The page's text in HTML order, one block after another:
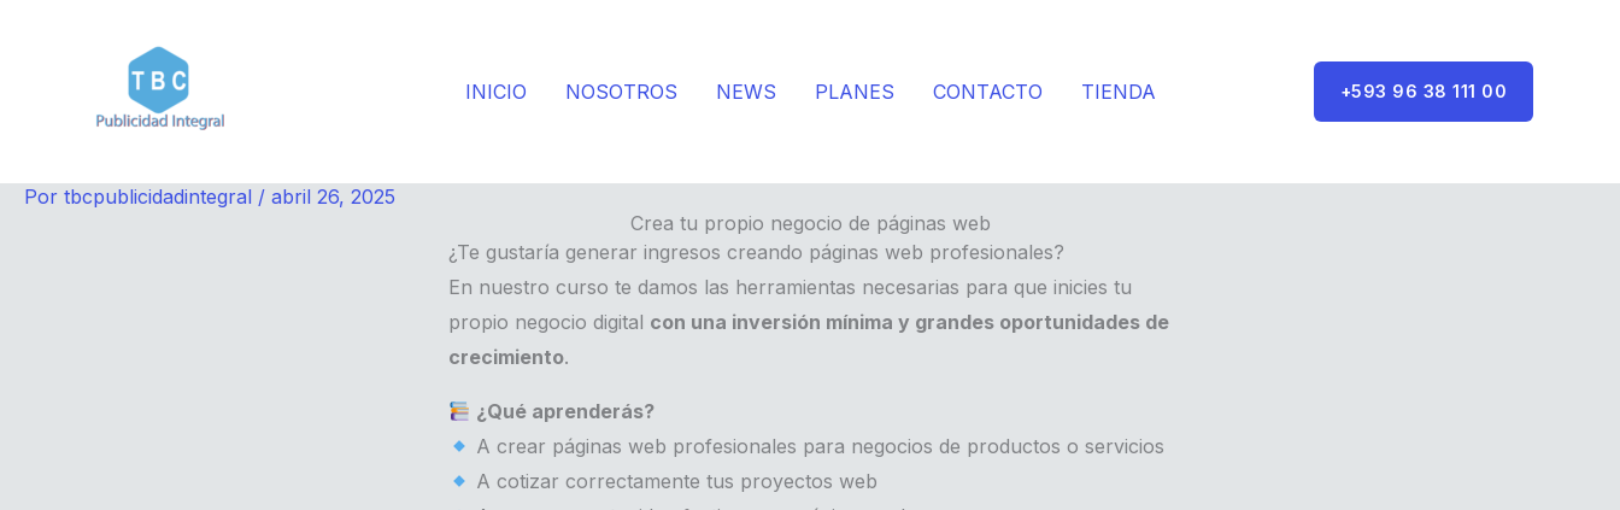
INICIO NOSOTROS NEWS PLANES CONTACTO TIENDA +593 96 38 111 00
Por tbcpublicidadintegral / abril 26, 2025
Crea tu propio negocio de páginas web
¿Te gustaría generar ingresos creando páginas web profesionales?
En nuestro curso te damos las herramientas necesarias para que inicies tu
propio negocio digital con una inversión mínima y grandes oportunidades de
crecimiento.
¿Qué aprenderás?
A crear páginas web profesionales para negocios de productos o servicios
A cotizar correctamente tus proyectos web